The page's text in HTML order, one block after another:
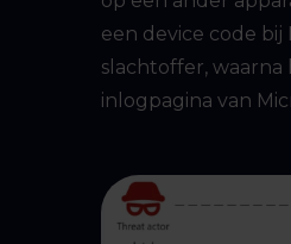
een device code
slachtoffer,
inlogpagina van